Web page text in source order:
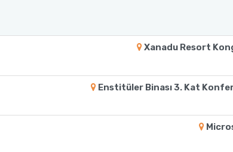
Xanadu Resort
Enstitüler Binası 3. Kat